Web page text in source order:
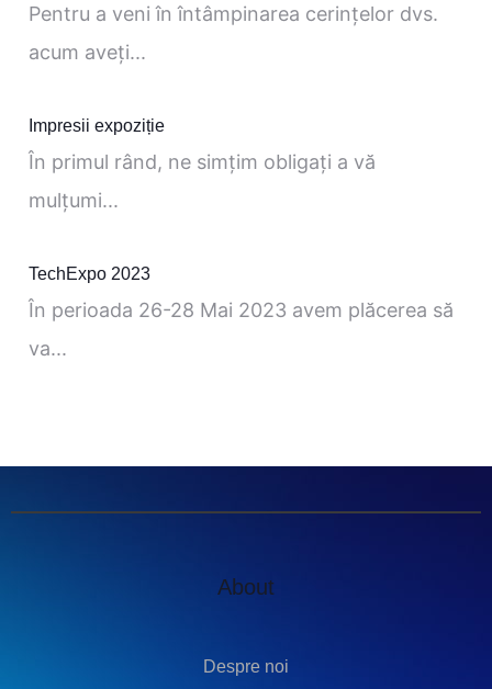
Pentru a veni în întâmpinarea cerinţelor dvs.
acum aveţi...
Impresii expoziție
În primul rând, ne simţim obligaţi a vă
mulţumi...
TechExpo 2023
În perioada 26-28 Mai 2023 avem plăcerea să
va...
About
Despre noi